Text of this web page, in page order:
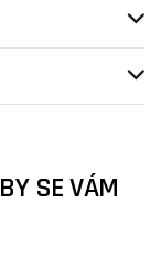
SE VÁM